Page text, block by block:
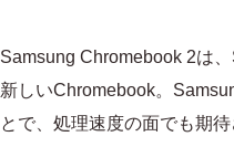
Samsung Chromebook 2は
新しいChromebook。
とで、処理速度の面でも期待